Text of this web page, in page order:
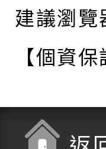
建議瀏
【個資保